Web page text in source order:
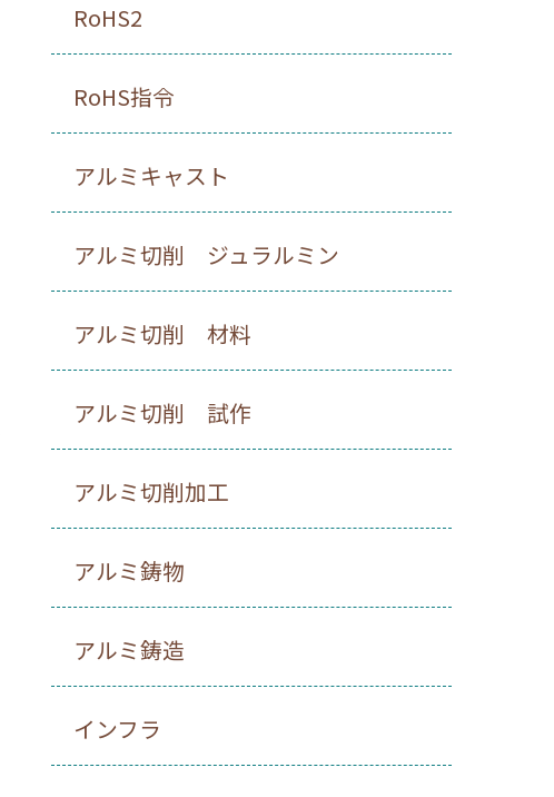
RoHS2
RoHS指令
アルミキャスト
アルミ切削 ジュラルミン
アルミ切削 材料
アルミ切削 試作
アルミ切削加工
アルミ鋳物
アルミ鋳造
インフラ